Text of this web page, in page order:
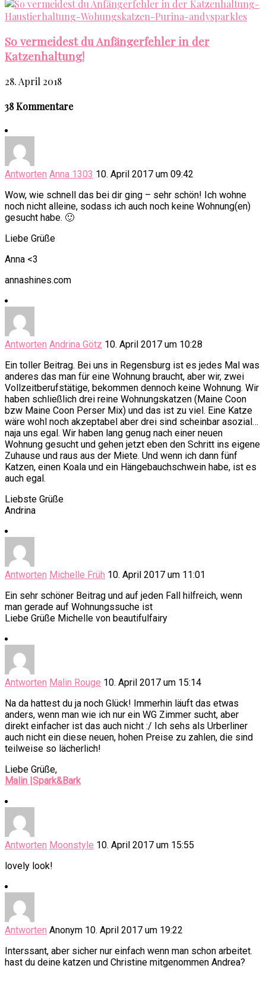
So vermeidest du Anfängerfehler in der
Katzenhaltung!
28. April 2018
38 Kommentare
Antworten Anna 1303 10. April 2017 um 09:42
Wow, wie schnell das bei dir ging – sehr schön! Ich wohne
noch nicht alleine, sodass ich auch noch keine Wohnung(en)
gesucht habe. 🙂
Liebe Grüße
Anna <3
annashines.com
Antworten Andrina Götz 10. April 2017 um 10:28
Ein toller Beitrag. Bei uns in Regensburg ist es jedes Mal was
anderes das man für eine Wohnung braucht, aber wir, zwei
Vollzeitberufstätige, bekommen dennoch keine Wohnung. Wir
haben schließlich drei reine Wohnungskatzen (Maine Coon
bzw Maine Coon Perser Mix) und das ist zu viel. Eine Katze
wäre wohl noch akzeptabel aber drei sind scheinbar asozial…
naja uns egal. Wir haben lang genug nach einer neuen
Wohnung gesucht und gehen jetzt eben den Schritt ins eigene
Zuhause und raus aus der Miete. Und wenn ich dann fünf
Katzen, einen Koala und ein Hängebauchschwein habe, ist es
auch egal.
Liebste Grüße
Andrina
Antworten Michelle Früh 10. April 2017 um 11:01
Ein sehr schöner Beitrag und auf jeden Fall hilfreich, wenn
man gerade auf Wohnungssuche ist
Liebe Grüße Michelle von beautifulfairy
Antworten Malin Rouge 10. April 2017 um 15:14
Na da hattest du ja noch Glück! Immerhin läuft das etwas
anders, wenn man wie ich nur ein WG Zimmer sucht, aber
direkt einfacher ist das auch nicht :/ Ich sehs als Urberliner
auch nicht ein diese neuen, hohen Preise zu zahlen, die sind
teilweise so lächerlich!
Liebe Grüße,
Malin |Spark&Bark
Antworten Moonstyle 10. April 2017 um 15:55
lovely look!
Antworten Anonym 10. April 2017 um 19:22
Interssant, aber sicher nur einfach wenn man schon arbeitet.
hast du deine katzen und Christine mitgenommen Andrea?